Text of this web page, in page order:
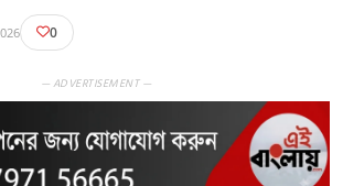
0
— ADVERTISEMENT —